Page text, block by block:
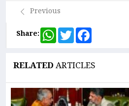
Previous
Share:
WhatsApp
Twitter
RELATEDARTICLES